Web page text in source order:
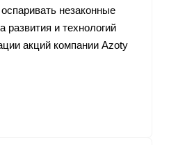
незаконные
развития и технологий
акций компании Azoty